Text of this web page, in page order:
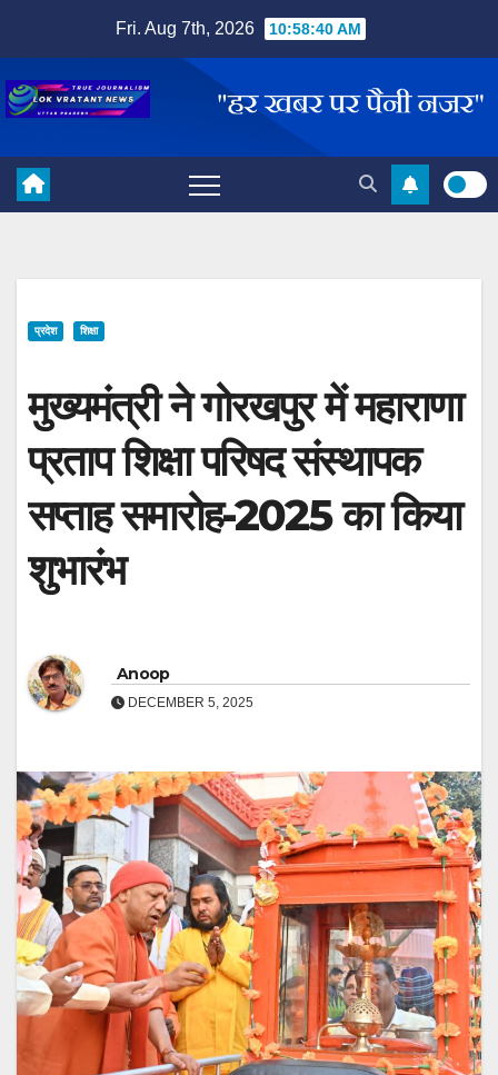
content
Fri. Aug 7th, 2026 10:58:41 AM
प्रदेश शिक्षा
मुख्यमंत्री ने गोरखपुर में महाराणा
प्रताप शिक्षा परिषद संस्थापक
सप्ताह समारोह-2025 का किया
शुभारंभ
Anoop
DECEMBER 5, 2025